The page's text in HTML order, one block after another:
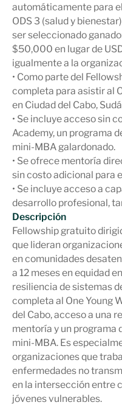
automáticamente para
ODS 3 (salud y
ser seleccionado
$50,000 en lugar de
igualmente a la
• Como parte del
completa para asistir al
en Ciudad del Cabo,
• Se incluye acceso sin
Academy, un programa
mini-MBA galardonado.
• Se ofrece mentoría
sin costo adicional para
• Se incluye acceso a
desarrollo profesional,
Descripción
Fellowship gratuito
que lideran
en comunidades
a 12 meses en equidad
resiliencia de sistemas
completa al One Young
del Cabo, acceso a una
mentoría y un programa
mini-MBA. Es
organizaciones que
enfermedades no
en la intersección entre
jóvenes vulnerables.